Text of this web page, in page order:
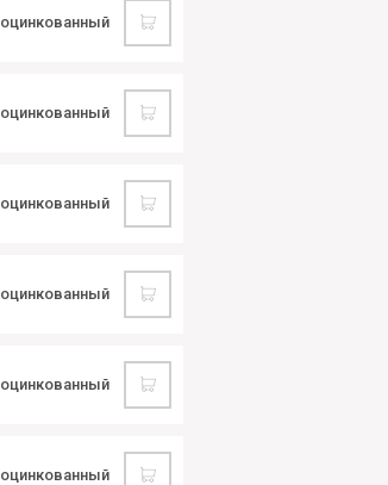
оцинкованный
оцинкованный
оцинкованный
оцинкованный
оцинкованный
оцинкованный